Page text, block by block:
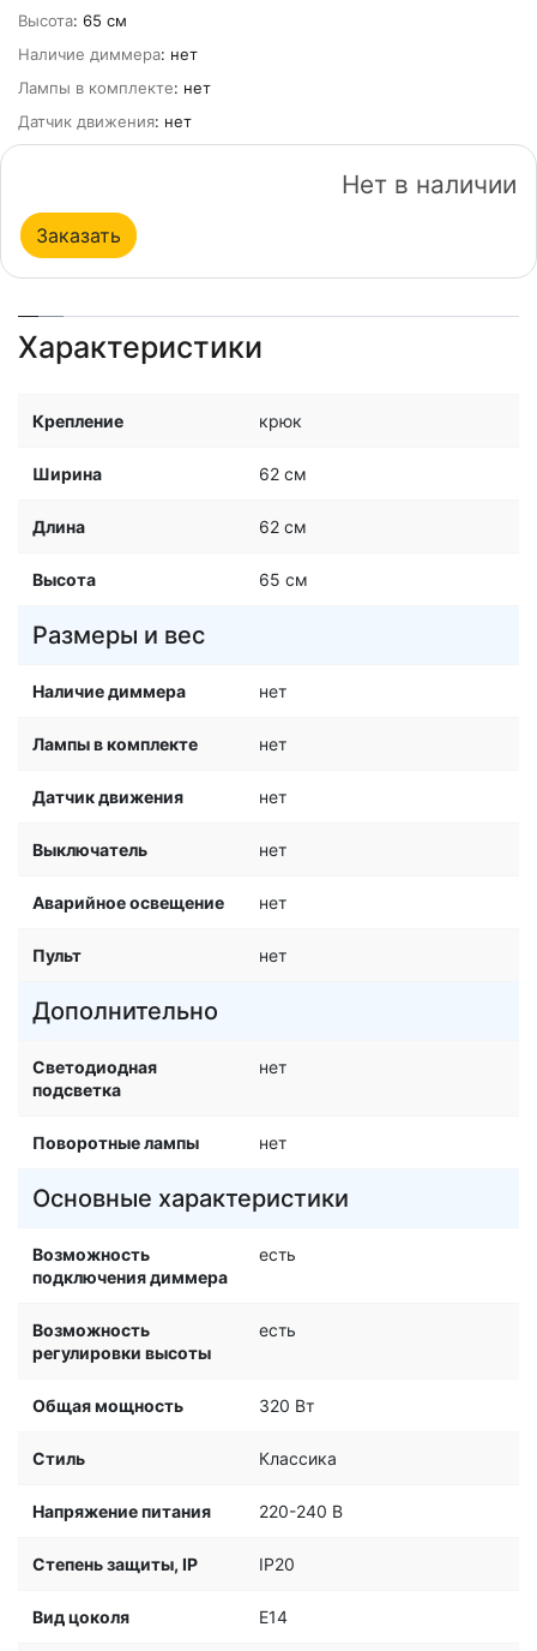
Высота: 65 см
Наличие диммера: нет
Лампы в комплекте: нет
Датчик движения: нет
Нет в наличии
Заказать
Характеристики
Крепление крюк
Ширина 62 см
Длина 62 см
Высота 65 см
Размеры и вес
Наличие диммера нет
Лампы в комплекте нет
Датчик движения нет
Выключатель нет
Аварийное освещение нет
Пульт нет
Дополнительно
Светодиодная
подсветка
нет
Поворотные лампы нет
Основные характеристики
Возможность
подключения диммера
есть
Возможность
регулировки высоты
есть
Общая мощность 320 Вт
Стиль Классика
Напряжение питания 220-240 В
Степень защиты, IP IP20
Вид цоколя E14